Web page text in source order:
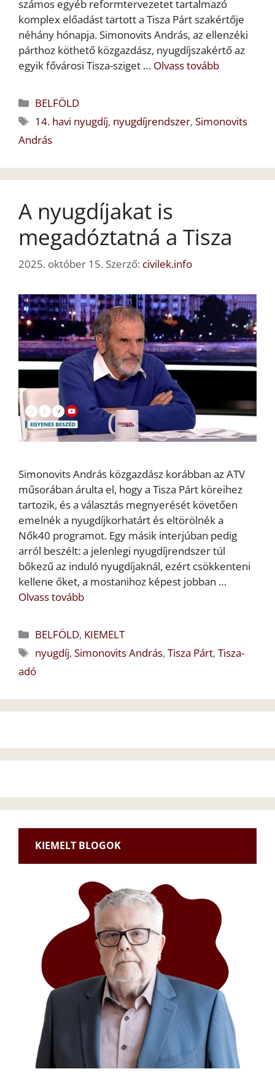
számos egyéb reformtervezetet tartalmazó
komplex előadást tartott a Tisza Párt szakértője
néhány hónapja. Simonovits András, az ellenzéki
párthoz köthető közgazdász, nyugdíjszakértő az
egyik fővárosi Tisza-sziget … Olvass tovább
Kategória
BELFÖLD
Címkék
14. havi nyugdíj, nyugdíjrendszer,Simonovits
András
A nyugdíjakat is
megadóztatná a Tisza
2025. október 15. Szerző: civilek.info
Simonovits András közgazdász korábban az ATV
műsorában árulta el, hogy a Tisza Párt köreihez
tartozik, és a választás megnyerését követően
emelnék a nyugdíjkorhatárt és eltörölnék a
Nők40 programot. Egy másik interjúban pedig
arról beszélt: a jelenlegi nyugdíjrendszer túl
bőkezű az induló nyugdíjaknál, ezért csökkenteni
kellene őket, a mostanihoz képest jobban …
Olvass tovább
Kategória
BELFÖLD, KIEMELT
Címkék
nyugdíj,Simonovits András,Tisza Párt,Tisza-
adó
KIEMELT BLOGOK